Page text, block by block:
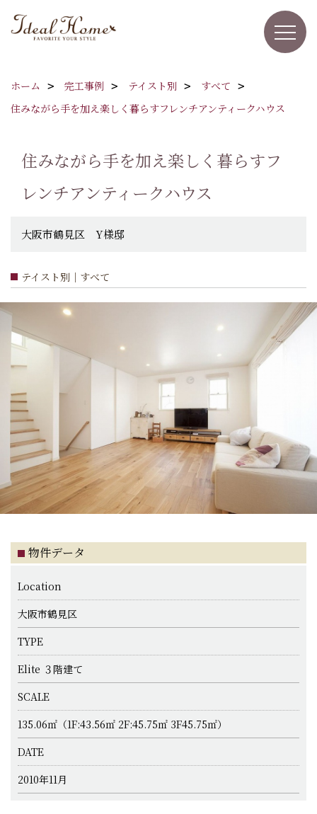
ホーム 完工事例 テイスト別
すべて
住みながら手を加え楽しく暮らすフレンチアンティークハウス
住みながら手を加え楽しく暮らすフ
レンチアンティークハウス
大阪市鶴見区 Y様邸
テイスト別｜すべて
物件データ
Location
大阪市鶴見区
TYPE
Elite ３階建て
SCALE
135.06㎡（1F:43.56㎡ 2F:45.75㎡ 3F45.75㎡）
DATE
2010年11月